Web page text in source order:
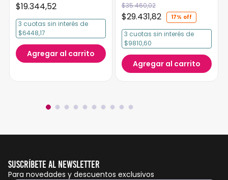
$19.344,52
3 cuotas sin interés de
$6448,17
Agregar al carrito
17%
$35.460,02
$29.431,82
3 cuotas sin interés de
$9810,60
Agregar al carrito
Suscríbete al Newsletter
Para novedades y descuentos exclusivos